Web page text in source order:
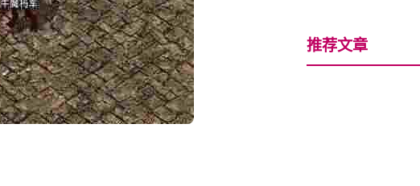
推荐文章